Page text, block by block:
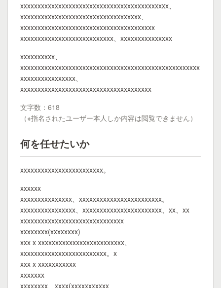
xxxxxxxxxxxxxxxxxxxxxxxxxxxxxxxxxxxxxxxxxxx、
xxxxxxxxxxxxxxxxxxxxxxxxxxxxxxxxxxx、
xxxxxxxxxxxxxxxxxxxxxxxxxxxxxxxxxxxxxxx
xxxxxxxxxxxxxxxxxxxxxxxxxxx、xxxxxxxxxxxxxxx
xxxxxxxxxx、
xxxxxxxxxxxxxxxxxxxxxxxxxxxxxxxxxxxxxxxxxxxxxxxxxxxx
xxxxxxxxxxxxxxxx、
xxxxxxxxxxxxxxxxxxxxxxxxxxxxxxxxxxxxxx
文字数：618
（※指名されたユーザー本人しか内容は閲覧できません）
何を任せたいか
xxxxxxxxxxxxxxxxxxxxxxxx。
xxxxxx
xxxxxxxxxxxxxxx、xxxxxxxxxxxxxxxxxxxxxxxx。
xxxxxxxxxxxxxxxx、xxxxxxxxxxxxxxxxxxxxxxx、xx、xx
xxxxxxxxxxxxxxxxxxxxxxxxxxxxxx
xxxxxxxx(xxxxxxxx)
xxx x xxxxxxxxxxxxxxxxxxxxxxxxx、
xxxxxxxxxxxxxxxxxxxxxxxxx。x
xxx x xxxxxxxxxxx
xxxxxxx
xxxxxxxx、xxxx(xxxxxxxxxxx